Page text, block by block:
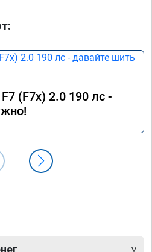
(F7x) 2.0 190 лс -